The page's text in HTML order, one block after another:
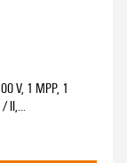
V, 1 MPP, 1
II,